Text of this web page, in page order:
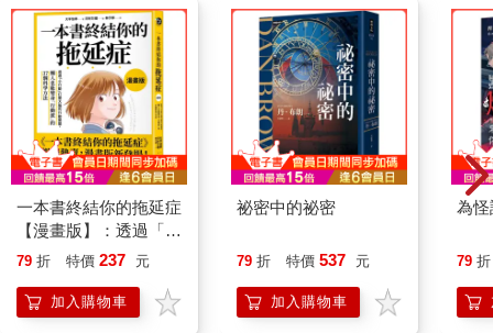
一本書終結你的拖延症
【漫畫版】：透過「小
行動」打開大腦的行動
「行動派」的37個科
學方法
79 折 特價 237 元
加入購物車
祕密中的祕密
79 折 特價 537 元
加入購物車
為怪
79 折